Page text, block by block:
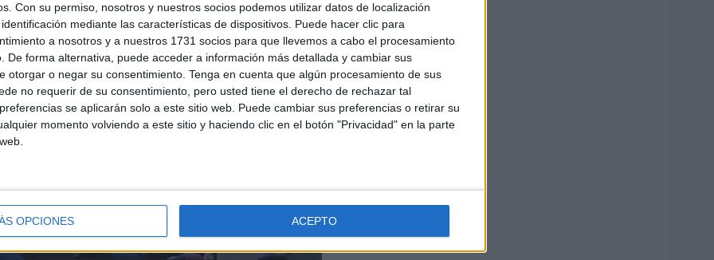
Con su permiso, nosotros y nuestros socios podemos utilizar datos de localización
mediante las características de dispositivos. Puede hacer clic para
a nosotros y a nuestros 1731 socios para que llevemos a cabo el procesamiento
De forma alternativa, puede acceder a información más detallada y cambiar sus
otorgar o negar su consentimiento. Tenga en cuenta que algún procesamiento de sus
no requerir de su consentimiento, pero usted tiene el derecho de rechazar tal
se aplicarán solo a este sitio web. Puede cambiar sus preferencias o retirar su
momento volviendo a este sitio y haciendo clic en el botón "Privacidad" en la parte
OPCIONES ACEPTO